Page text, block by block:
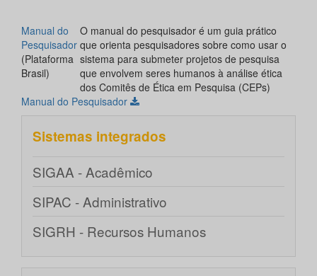
Manual do
Pesquisador
(Plataforma
Brasil)
O manual do pesquisador é um guia prático
que orienta pesquisadores sobre como usar o
sistema para submeter projetos de pesquisa
que envolvem seres humanos à análise ética
dos Comitês de Ética em Pesquisa (CEPs)
Manual do Pesquisador
Sistemas integrados
SIGAA - Acadêmico
SIPAC - Administrativo
SIGRH - Recursos Humanos